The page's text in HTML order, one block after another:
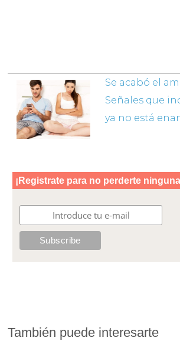
Se acabó el
Señales que
ya no está
También puede interesarte